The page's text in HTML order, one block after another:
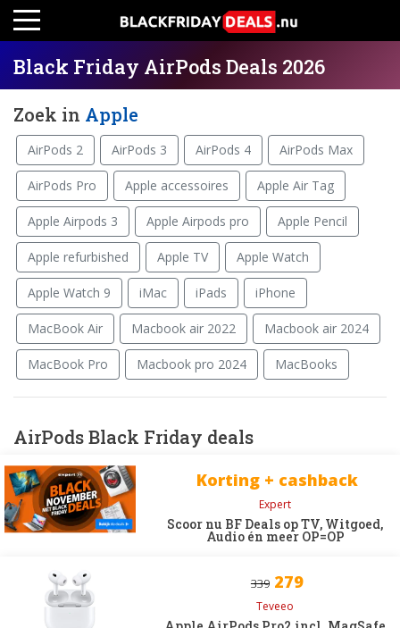
Black Friday AirPods Deals 2026
Zoek in Apple
AirPods 2 AirPods 3 AirPods 4 AirPods Max
AirPods Pro Apple accessoires Apple Air Tag
Apple Airpods 3 Apple Airpods pro Apple Pencil
Apple refurbished Apple TV Apple Watch
Apple Watch 9 iMac iPads iPhone
MacBook Air Macbook air 2022 Macbook air 2024
MacBook Pro Macbook pro 2024 MacBooks
AirPods Black Friday deals
Korting + cashback
Expert
Scoor nu BF Deals op TV, Witgoed,
Audio én meer OP=OP
339 279
Teveeo